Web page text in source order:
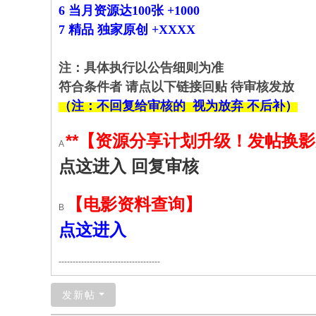
6 当月资源达100张 +1000
7 精品 独家原创 +XXXX
注：具体执行以公告细则为准
符合条件者 请点以下链接回贴 待审核发放
（注：不回复给审核的 视为放弃 不后补）
A**【资源分享计划升级！发帖换
点这进入 回复审核
B
【电影资料查询】
点这进入
------------------------------------
发新帖